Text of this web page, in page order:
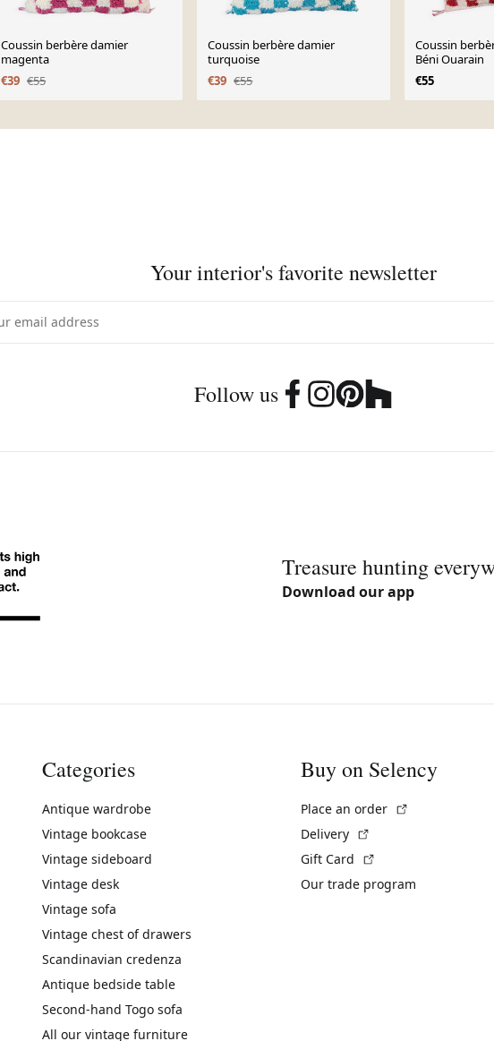
Coussin berbère damier
magenta
€39 €55
Coussin berbère damier
turquoise
€39 €55
Coussin
Béni Ouarain
€55
Your interior's favorite newsletter
Follow us
Treasure hunting
Download our app
Categories
Antique wardrobe
Vintage bookcase
Vintage sideboard
Vintage desk
Vintage sofa
Vintage chest of drawers
Scandinavian credenza
Antique bedside table
Second-hand Togo sofa
All our vintage furniture
Buy on Selency
Place an order
Delivery
Gift Card
Our trade program